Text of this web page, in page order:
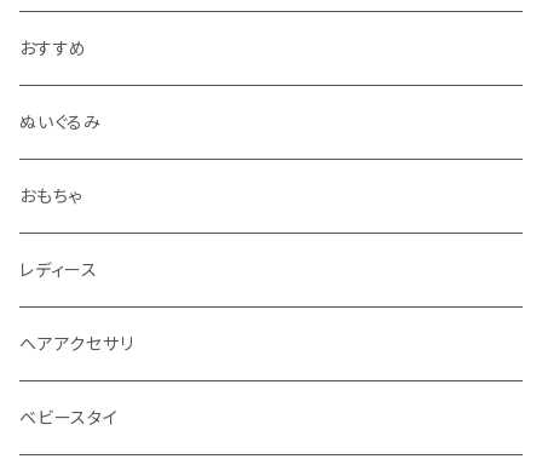
おすすめ
ぬいぐるみ
おもちゃ
レディース
ヘアアクセサリ
ベビースタイ